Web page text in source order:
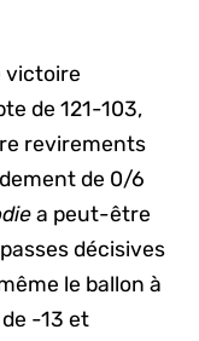
victoire
de 121-103,
revirements
de 0/6
a peut-être
décisives
le ballon à
-13 et